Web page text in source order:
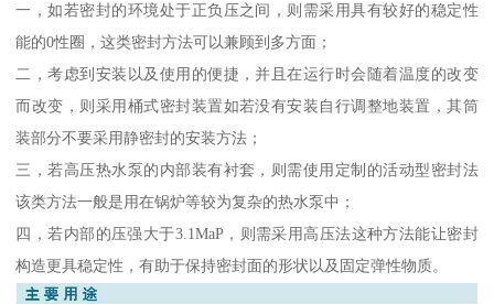
一，如若密封的环境处于正负压之间，则需采用具有较好的稳定性
能的0性圈，这类密封方法可以兼顾到多方面；
二，考虑到安装以及使用的便捷，并且在运行时会随着温度的改变
而改变，则采用桶式密封装置如若没有安装自行调整地装置，其筒
装部分不要采用静密封的安装方法；
三，若高压热水泵的内部装有衬套，则需使用定制的活动型密封法
该类方法一般是用在锅炉等较为复杂的热水泵中；
四，若内部的压强大于3.1MaP，则需采用高压法这种方法能让密封
构造更具稳定性，有助于保持密封面的形状以及固定弹性物质。